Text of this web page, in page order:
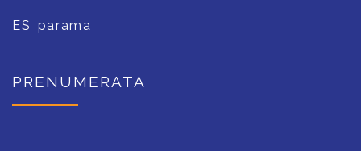
ES parama
PRENUMERATA